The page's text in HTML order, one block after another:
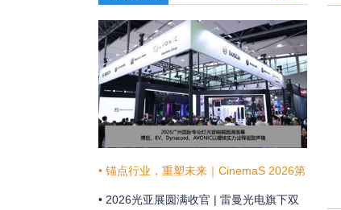
• 锚点行业，重塑未来｜CinemaS 2026第
十三届上海国际电影论坛暨展览会共振启
• 2026光亚展圆满收官 | 雷曼光电旗下双